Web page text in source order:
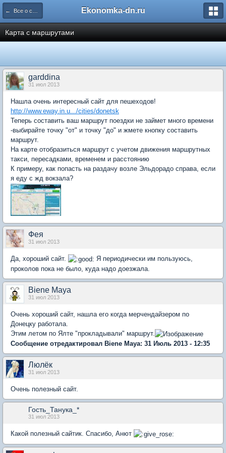
← Все о совместных покупках на Экономке Ekonomka-dn.ru
Карта с маршрутами
garddina
31 июл 2013
Нашла очень интересный сайт для пешеходов!
http://www.eway.in.u.../cities/donetsk
Теперь составить ваш маршрут поездки не займет много времени
-выбирайте точку "от" и точку "до" и жмете кнопку составить
маршрут.
На карте отобразиться маршрут с учетом движения маршрутных
такси, пересадками, временем и расстоянию
К примеру, как попасть на раздачу возле Эльдорадо справа, если
я еду с жд вокзала?
Фея
31 июл 2013
Да, хороший сайт.
Я периодически им пользуюсь,
проколов пока не было, куда надо доезжала.
Biene Maya
31 июл 2013
Очень хороший сайт, нашла его когда мерчендайзером по
Донецку работала.
Этим летом по Ялте "прокладывали" маршрут.
Сообщение отредактировал Biene Maya: 31 Июль 2013 - 12:35
Люлёк
31 июл 2013
Очень полезный сайт.
Гость_Танука_*
31 июл 2013
Какой полезный сайтик. Спасибо, Анют